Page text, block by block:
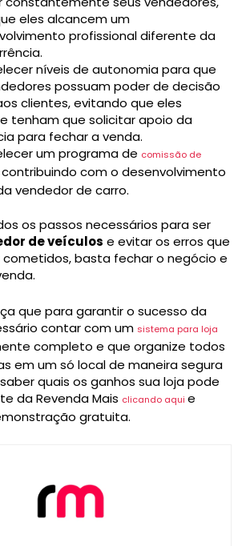
eles alcancem um
profissional diferente da
níveis de autonomia para que
possuam poder de decisão
clientes, evitando que eles
tenham que solicitar apoio da
para fechar a venda.
um programa de comissão de
contribuindo com o desenvolvimento
vendedor de carro.
os passos necessários para ser
de veículos e evitar os erros que
basta fechar o negócio e
que para garantir o sucesso da
contar com um sistema para loja
completo e que organize todos
em um só local de maneira segura
quais os ganhos sua loja pode
da Revenda Mais clicando aquie
gratuita.